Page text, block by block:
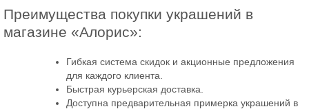
Преимущества покупки украшений в
магазине «Алорис»:
Гибкая система скидок и акционные предложения
для каждого клиента.
Быстрая курьерская доставка.
Доступна предварительная примерка украшений в